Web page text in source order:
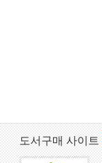
도서구매 사이트